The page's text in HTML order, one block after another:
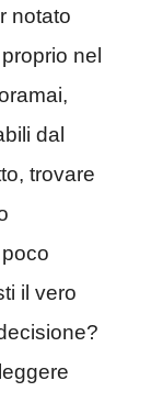
notato
nel
dal
trovare
il vero